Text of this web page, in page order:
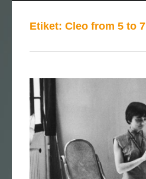
Etiket: Cleo from 5 to 7